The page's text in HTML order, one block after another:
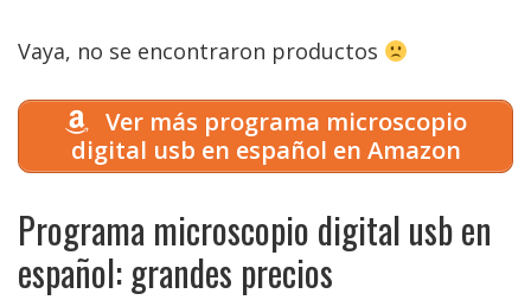
Vaya, no se encontraron productos
Ver más programa microscopio
digital usb en español en Amazon
Programa microscopio digital usb en
español: grandes precios